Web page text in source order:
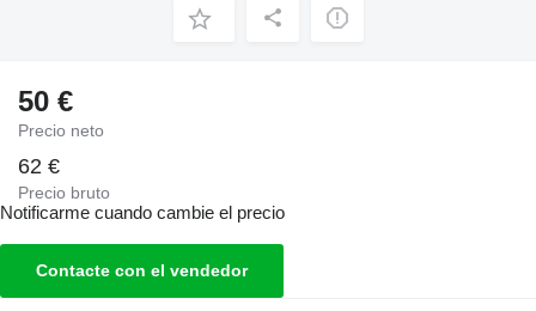
50 €
Precio neto
62 €
Precio bruto
Notificarme cuando cambie el precio
Contacte con el vendedor